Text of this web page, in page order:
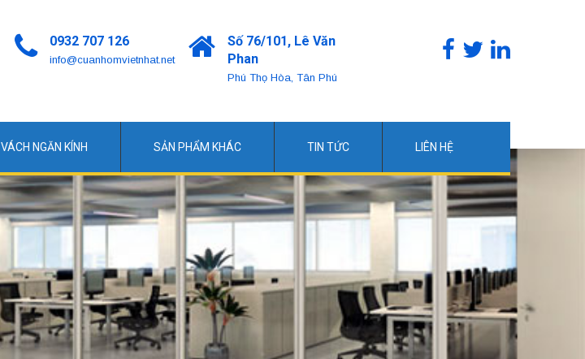
0932 707 126
info@cuanhomvietnhat.net
Số 76/101, Lê Văn
Phan
Phú Thọ Hòa, Tân Phú
VÁCH NGĂN KÍNH SẢN PHẨM KHÁC TIN TỨC LIÊN HỆ